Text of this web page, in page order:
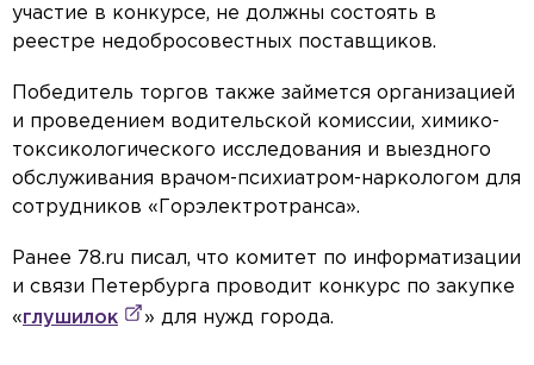
участие в конкурсе, не должны состоять в
реестре недобросовестных поставщиков.
Победитель торгов также займется организацией
и проведением водительской комиссии, химико-
токсикологического исследования и выездного
обслуживания врачом-психиатром-наркологом для
сотрудников «Горэлектротранса».
Ранее 78.ru писал, что комитет по информатизации
и связи Петербурга проводит конкурс по закупке
«глушилок » для нужд города.